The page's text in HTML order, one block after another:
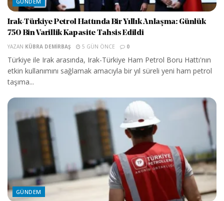
Irak-Türkiye Petrol Hattında Bir Yıllık Anlaşma: Günlük
750 Bin Varillik Kapasite Tahsis Edildi
YAZAN KÜBRA DEMIRBAŞ 5 GÜN ÖNCE 0
Türkiye ile Irak arasında, Irak-Türkiye Ham Petrol Boru Hattı'nın
etkin kullanımını sağlamak amacıyla bir yıl süreli yeni ham petrol
taşıma...
GÜNDEM